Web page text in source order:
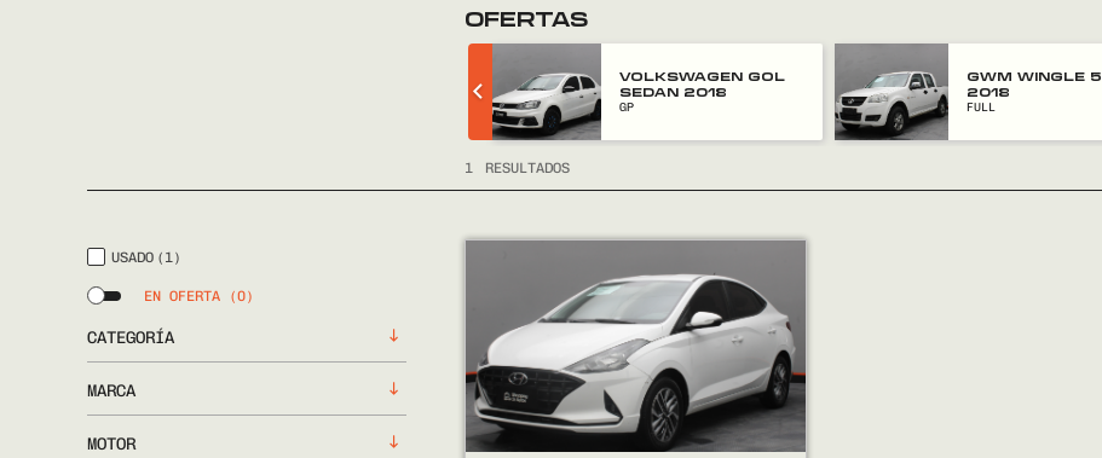
OFERTAS
VOLKSWAGEN GOL
SEDAN 2018
GP
GWM WINGLE 5
2018
FULL
1 RESULTADOS
USADO (1)
EN OFERTA (0)
CATEGORÍA
MARCA
MOTOR